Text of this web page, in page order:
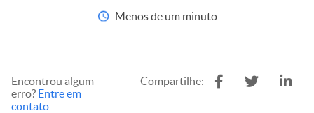
Menos de um minuto
Encontrou algum
erro? Entre em
contato
Compartilhe: